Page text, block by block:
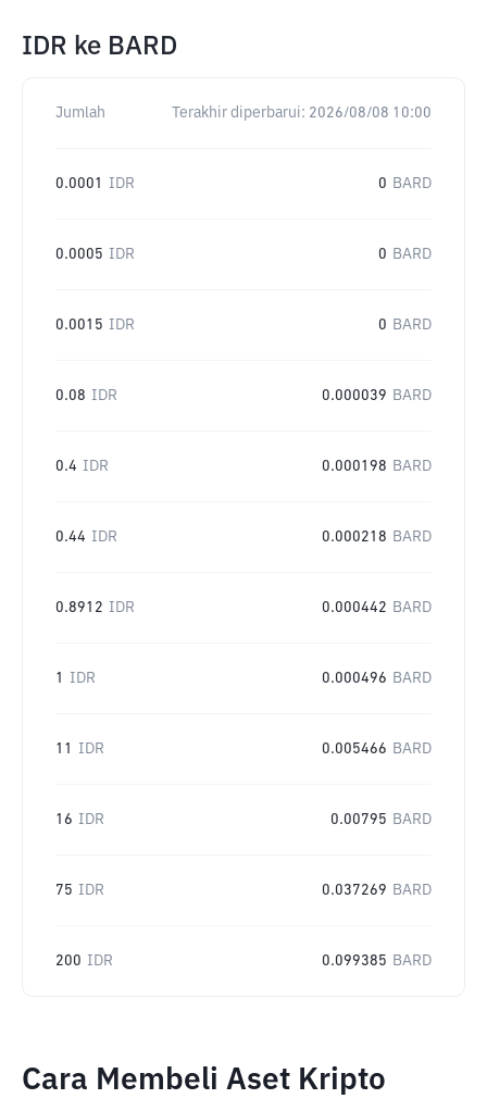
IDR ke BARD
Jumlah Terakhir diperbarui: 2026/08/08 10:00
0.0001 IDR 0 BARD
0.0005 IDR 0 BARD
0.0015 IDR 0 BARD
0.08 IDR 0.000039 BARD
0.4 IDR 0.000198 BARD
0.44 IDR 0.000218 BARD
0.8912 IDR 0.000442 BARD
1 IDR 0.000496 BARD
11 IDR 0.005466 BARD
16 IDR 0.00795 BARD
75 IDR 0.037269 BARD
200 IDR 0.099385 BARD
Cara Membeli Aset Kripto